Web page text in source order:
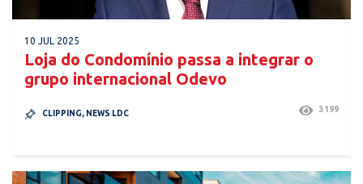
10 JUL 2025
Loja do Condomínio passa a integrar o
grupo internacional Odevo
CLIPPING, NEWS LDC 3199